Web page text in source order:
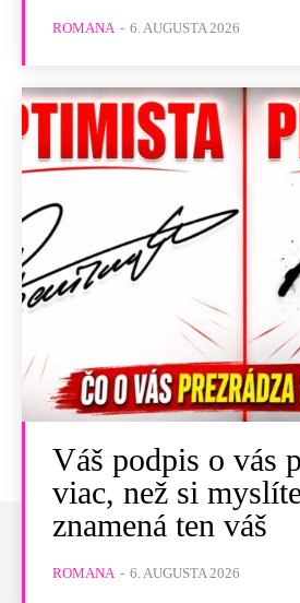
ROMANA - 6. AUGUSTA 2026
Váš podpis o vás
viac, než si
znamená ten váš
ROMANA - 6. AUGUSTA 2026